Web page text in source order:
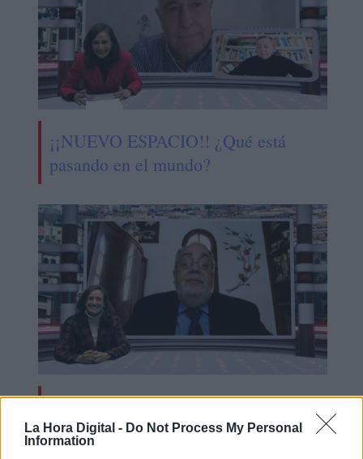
La Hora Digital - Do Not Process My Personal
Information
¡¡NUEVO ESPACIO!! ¿Qué está
pasando en el mundo?
Agozino: "A Cristina Kirchner le es
más funcional que gane Milei"